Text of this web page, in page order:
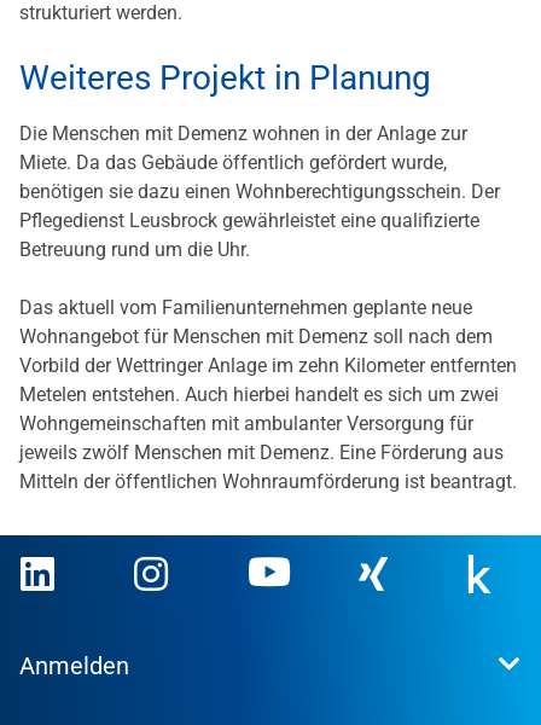
strukturiert werden.
Weiteres Projekt in Planung
Die Menschen mit Demenz wohnen in der Anlage zur
Miete. Da das Gebäude öffentlich gefördert wurde,
benötigen sie dazu einen Wohnberechtigungsschein. Der
Pflegedienst Leusbrock gewährleistet eine qualifizierte
Betreuung rund um die Uhr.
Das aktuell vom Familienunternehmen geplante neue
Wohnangebot für Menschen mit Demenz soll nach dem
Vorbild der Wettringer Anlage im zehn Kilometer entfernten
Metelen entstehen. Auch hierbei handelt es sich um zwei
Wohngemeinschaften mit ambulanter Versorgung für
jeweils zwölf Menschen mit Demenz. Eine Förderung aus
Mitteln der öffentlichen Wohnraumförderung ist beantragt.
Anmelden